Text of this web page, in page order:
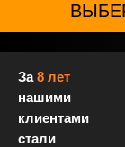
За8 лет
нашими
клиентами
стали